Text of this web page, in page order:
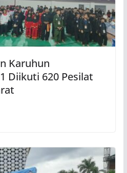
Karuhun
Diikuti 620 Pesilat